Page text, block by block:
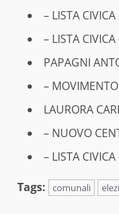
– LISTA
– LISTA
PAPAGNI
–
LAURORA
– NUOVO
– LISTA
Tags:
comunali